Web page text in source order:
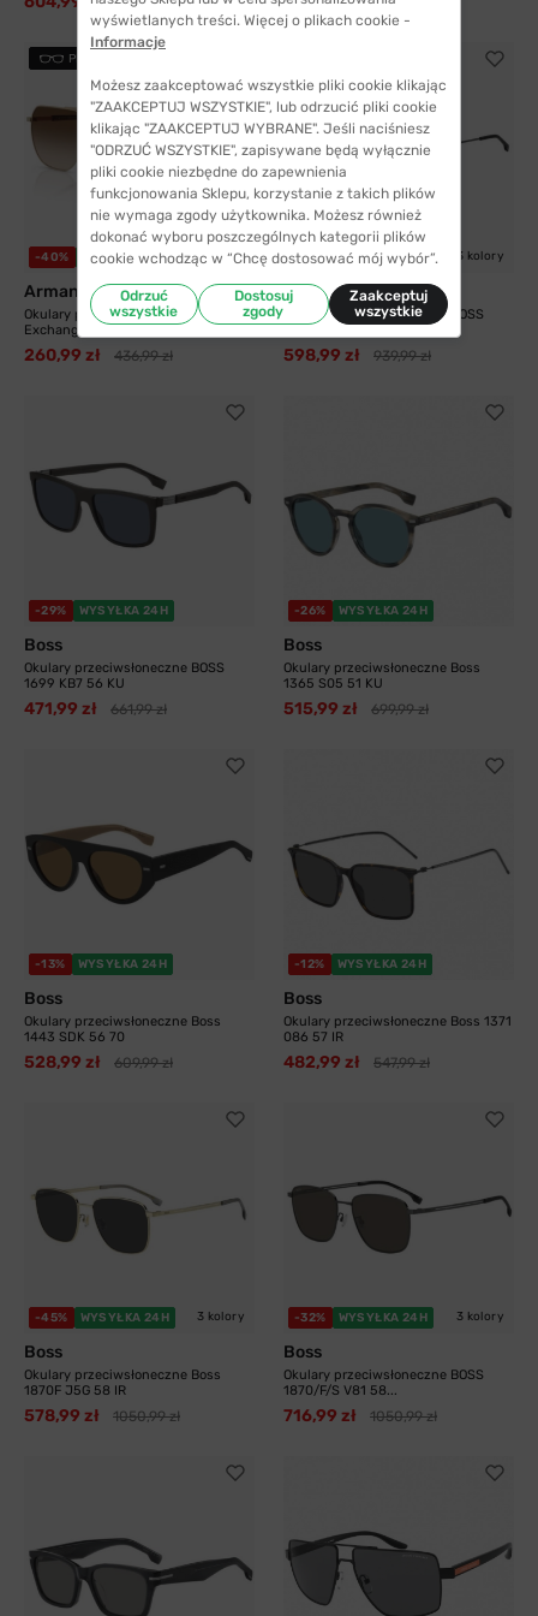
PRZYMIERZ
-40% WYSYŁKA 24H 4 kolory
Armani Exchange
Okulary przeciwsłoneczne Armani
Exchange...
260,99 zł 436,99 zł
-36% WYSYŁKA 24H 3 kolory
Boss
Okulary przeciwsłoneczne BOSS
1886/S 807 55
598,99 zł 939,99 zł
-29% WYSYŁKA 24H
Boss
Okulary przeciwsłoneczne BOSS
1699 KB7 56 KU
471,99 zł 661,99 zł
-26% WYSYŁKA 24H
Boss
Okulary przeciwsłoneczne Boss
1365 S05 51 KU
515,99 zł 699,99 zł
-13% WYSYŁKA 24H
Boss
Okulary przeciwsłoneczne Boss
1443 SDK 56 70
528,99 zł 609,99 zł
-12% WYSYŁKA 24H
Boss
Okulary przeciwsłoneczne Boss 1371
086 57 IR
482,99 zł 547,99 zł
-45% WYSYŁKA 24H 3 kolory
Boss
Okulary przeciwsłoneczne Boss
1870F J5G 58 IR
578,99 zł 1050,99 zł
-32% WYSYŁKA 24H 3 kolory
Boss
Okulary przeciwsłoneczne BOSS
1870/F/S V81 58...
716,99 zł 1050,99 zł
wyświetlanych treści. Więcej o plikach cookie -
Informacje
Możesz zaakceptować wszystkie pliki cookie klikając
"ZAAKCEPTUJ WSZYSTKIE", lub odrzucić pliki cookie
klikając "ZAAKCEPTUJ WYBRANE". Jeśli naciśniesz
"ODRZUĆ WSZYSTKIE", zapisywane będą wyłącznie
pliki cookie niezbędne do zapewnienia
funkcjonowania Sklepu, korzystanie z takich plików
nie wymaga zgody użytkownika. Możesz również
dokonać wyboru poszczególnych kategorii plików
cookie wchodząc w “Chcę dostosować mój wybór”.
Odrzuć
wszystkie
Dostosuj
zgody
Zaakceptuj
wszystkie